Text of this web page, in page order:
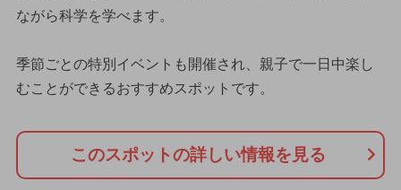
ながら科学を学べます。
季節ごとの特別イベントも開催され、親子で一日中楽し
むことができるおすすめスポットです。
このスポットの詳しい情報を見る